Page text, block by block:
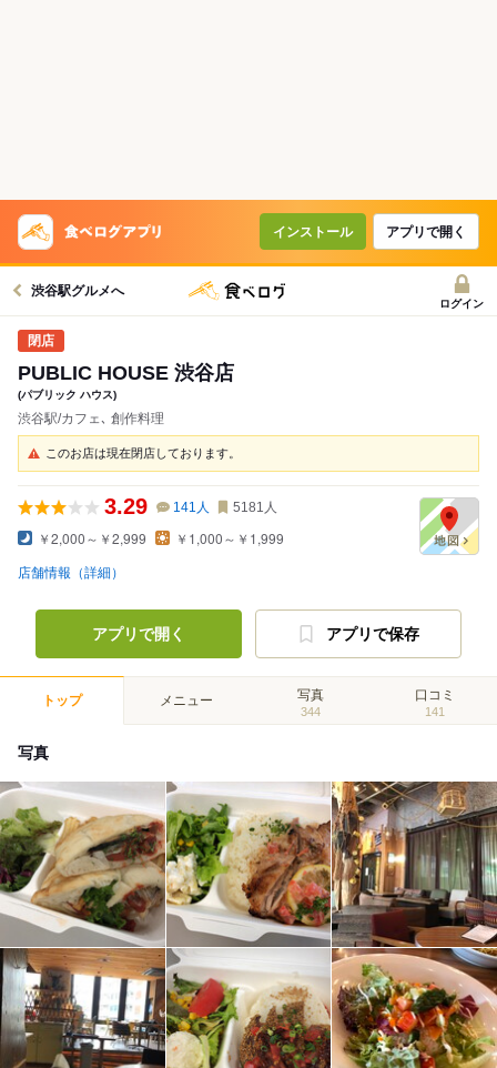
インストール アプリで開く
渋谷駅グルメへ
ログイン
PUBLIC HOUSE 渋谷店
(パブリック ハウス)
渋谷駅/カフェ､ 創作料理
このお店は現在閉店しております。
3.29 141 人 5181 人
￥2,000～￥2,999 ￥1,000～￥1,999
店舗情報（詳細）
アプリで開く アプリで保存
トップ メニュー 写真
344
口コミ
141
写真